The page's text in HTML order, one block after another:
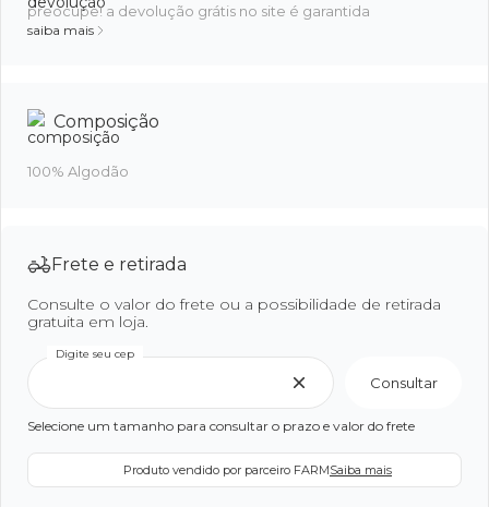
preocupe! a devolução grátis no site é garantida
saiba mais
Composição
100% Algodão
Frete e retirada
Consulte o valor do frete ou a possibilidade de retirada
gratuita em loja.
Digite seu cep
Consultar
Selecione um tamanho para consultar o prazo e valor do frete
Produto vendido por parceiro FARMSaiba mais